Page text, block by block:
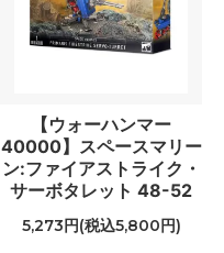
【ウォーハンマー
40000】スペースマリー
ン:ファイアストライク・
サーボタレット 48-52
5,273円(税込5,800円)